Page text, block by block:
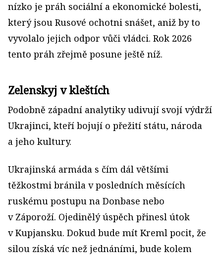
nízko je práh sociální a ekonomické bolesti,
který jsou Rusové ochotni snášet, aniž by to
vyvolalo jejich odpor vůči vládci. Rok 2026
tento práh zřejmě posune ještě níž.
Zelenskyj v kleštích
Podobně západní analytiky udivují svojí výdrží
Ukrajinci, kteří bojují o přežití státu, národa
a jeho kultury.
Ukrajinská armáda s čím dál většími
těžkostmi bránila v posledních měsících
ruskému postupu na Donbase nebo
v Záporoží. Ojedinělý úspěch přinesl útok
v Kupjansku. Dokud bude mít Kreml pocit, že
silou získá víc než jednáními, bude kolem